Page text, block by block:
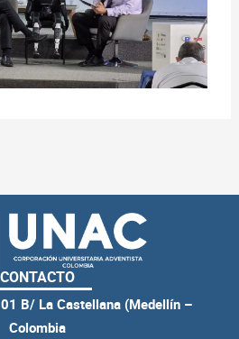
CONTACTO
B/ La Castellana (Medellín –
Colombia